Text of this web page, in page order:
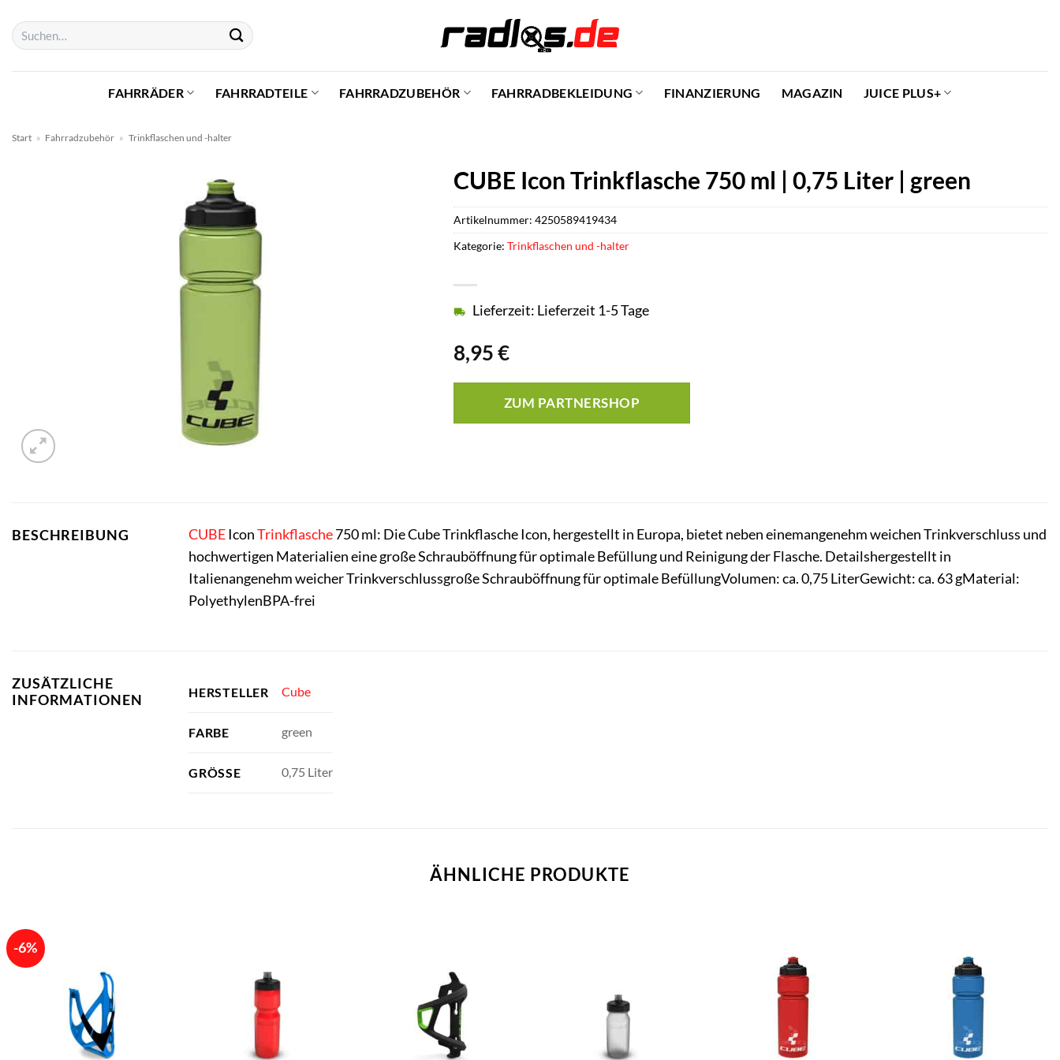
Inhalt
springen
Suchen
nach:
FAHRRÄDER FAHRRADTEILE FAHRRADZUBEHÖR FAHRRADBEKLEIDUNG FINANZIERUNG MAGAZIN JUICE PLUS+
Start » Fahrradzubehör » Trinkflaschen und -halter
CUBE Icon Trinkflasche 750 ml | 0,75 Liter | green
8,95€
Lieferzeit: Lieferzeit 1-5 Tage
ZUM PARTNERSHOP
Artikelnummer: 4250589419434
Kategorie: Trinkflaschen und -halter
BESCHREIBUNG CUBEIconTrinkflasche750 ml: Die Cube Trinkflasche Icon, hergestellt in Europa, bietet neben einemangenehm weichen Trinkverschluss und
hochwertigen Materialien eine große Schrauböffnung für optimale Befüllung und Reinigung der Flasche. Detailshergestellt in
Italienangenehm weicher Trinkverschlussgroße Schrauböffnung für optimale BefüllungVolumen: ca. 0,75 LiterGewicht: ca. 63 gMaterial:
PolyethylenBPA-frei
ZUSÄTZLICHE
INFORMATIONEN
HERSTELLER Cube
FARBE green
GRÖSSE 0,75 Liter
ÄHNLICHE PRODUKTE
-6%